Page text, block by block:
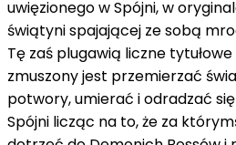
uwięzionego w Spójni, w
świątyni spajającej ze sobą
Tę zaś plugawią liczne
zmuszony jest przemierzać
potwory, umierać i odradzać
Spójni licząc na to, że za